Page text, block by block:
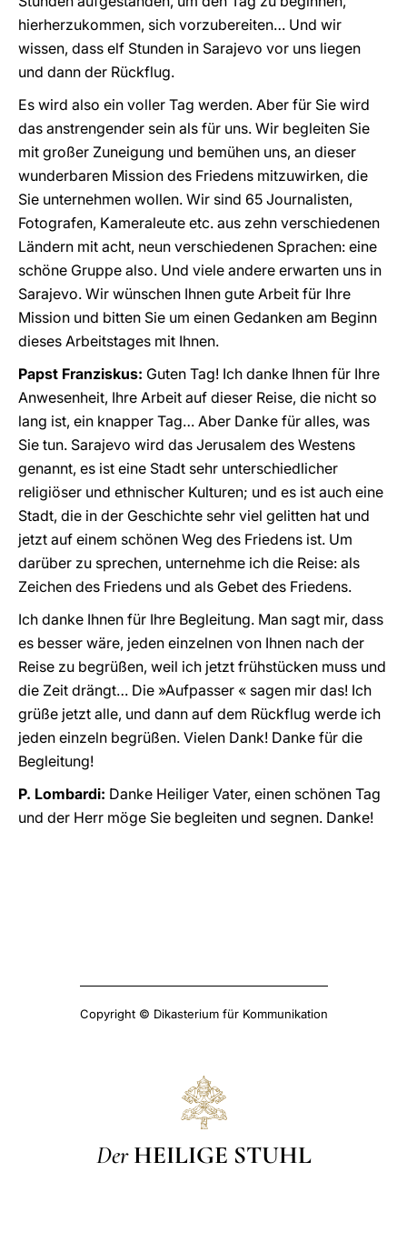
hierherzukommen, sich vorzubereiten… Und wir
wissen, dass elf Stunden in Sarajevo vor uns liegen
und dann der Rückflug.
Es wird also ein voller Tag werden. Aber für Sie wird
das anstrengender sein als für uns. Wir begleiten Sie
mit großer Zuneigung und bemühen uns, an dieser
wunderbaren Mission des Friedens mitzuwirken, die
Sie unternehmen wollen. Wir sind 65 Journalisten,
Fotografen, Kameraleute etc. aus zehn verschiedenen
Ländern mit acht, neun verschiedenen Sprachen: eine
schöne Gruppe also. Und viele andere erwarten uns in
Sarajevo. Wir wünschen Ihnen gute Arbeit für Ihre
Mission und bitten Sie um einen Gedanken am Beginn
dieses Arbeitstages mit Ihnen.
Papst Franziskus: Guten Tag! Ich danke Ihnen für Ihre
Anwesenheit, Ihre Arbeit auf dieser Reise, die nicht so
lang ist, ein knapper Tag… Aber Danke für alles, was
Sie tun. Sarajevo wird das Jerusalem des Westens
genannt, es ist eine Stadt sehr unterschiedlicher
religiöser und ethnischer Kulturen; und es ist auch eine
Stadt, die in der Geschichte sehr viel gelitten hat und
jetzt auf einem schönen Weg des Friedens ist. Um
darüber zu sprechen, unternehme ich die Reise: als
Zeichen des Friedens und als Gebet des Friedens.
Ich danke Ihnen für Ihre Begleitung. Man sagt mir, dass
es besser wäre, jeden einzelnen von Ihnen nach der
Reise zu begrüßen, weil ich jetzt frühstücken muss und
die Zeit drängt… Die »Aufpasser « sagen mir das! Ich
grüße jetzt alle, und dann auf dem Rückflug werde ich
jeden einzeln begrüßen. Vielen Dank! Danke für die
Begleitung!
P. Lombardi: Danke Heiliger Vater, einen schönen Tag
und der Herr möge Sie begleiten und segnen. Danke!
Copyright © Dikasterium für Kommunikation
Der HEILIGE STUHL